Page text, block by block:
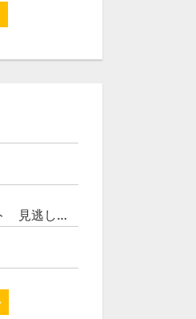
医療DXオンラインイベント 見逃し配信開始